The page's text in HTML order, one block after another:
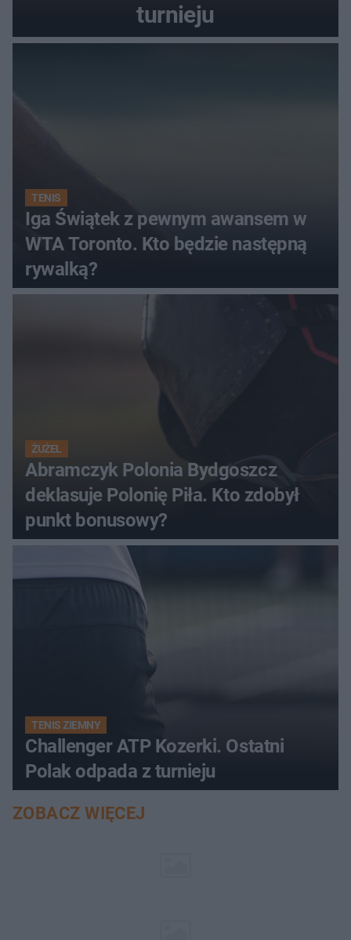
turnieju
TENIS
Iga Świątek z pewnym awansem w
WTA Toronto. Kto będzie następną
rywalką?
ŻUŻEL
Abramczyk Polonia Bydgoszcz
deklasuje Polonię Piła. Kto zdobył
punkt bonusowy?
TENIS ZIEMNY
Challenger ATP Kozerki. Ostatni
Polak odpada z turnieju
ZOBACZ WIĘCEJ